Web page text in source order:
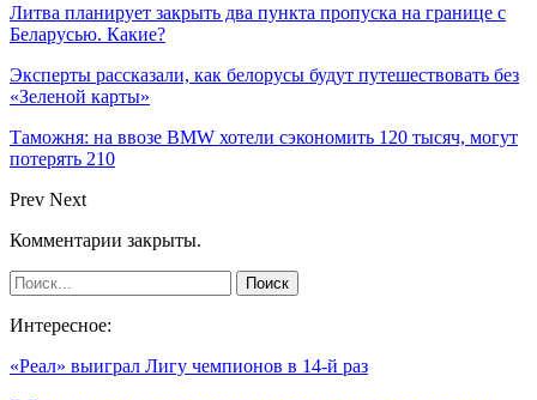
Литва планирует закрыть два пункта пропуска на границе с
Беларусью. Какие?
Эксперты рассказали, как белорусы будут путешествовать без
«Зеленой карты»
Таможня: на ввозе BMW хотели сэкономить 120 тысяч, могут
потерять 210
Prev Next
Комментарии закрыты.
Интересное:
«Реал» выиграл Лигу чемпионов в 14-й раз